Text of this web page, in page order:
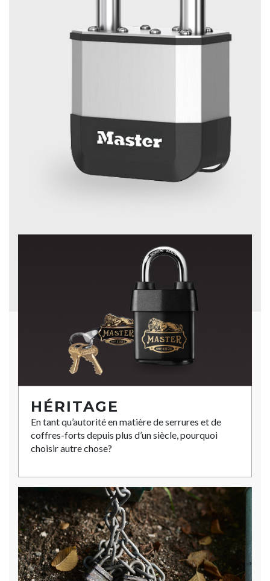
HÉRITAGE
En tant qu’autorité en matière de serrures et de
coffres-forts depuis plus d’un siècle, pourquoi
choisir autre chose?